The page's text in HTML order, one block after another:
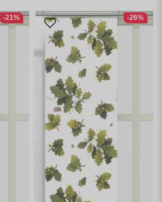
-21% -26%